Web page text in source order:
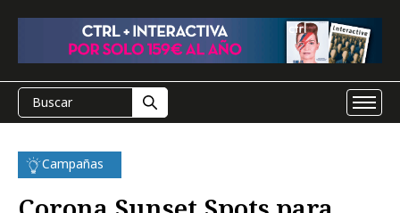
Campañas